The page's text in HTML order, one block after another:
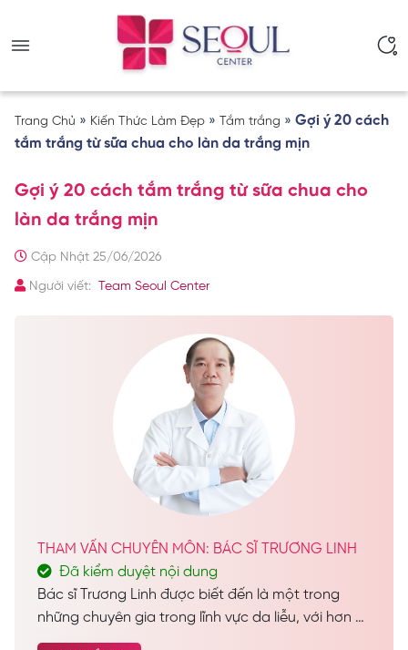
Trang Chủ » Kiến Thức Làm Đẹp » Tắm trắng » Gợi ý 20 cách
tắm trắng từ sữa chua cho làn da trắng mịn
Gợi ý 20 cách tắm trắng từ sữa chua cho
làn da trắng mịn
Cập Nhật 25/06/2026
Người viết: Team Seoul Center
THAM VẤN CHUYÊN MÔN: BÁC SĨ TRƯƠNG LINH
Đã kiểm duyệt nội dung
Bác sĩ Trương Linh được biết đến là một trong
những chuyên gia trong lĩnh vực da liễu, với hơn 28
năm kinh nghiệm dày dặn trong nghề. Trong suốt